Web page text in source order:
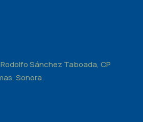
Sánchez Taboada, CP
Sonora.